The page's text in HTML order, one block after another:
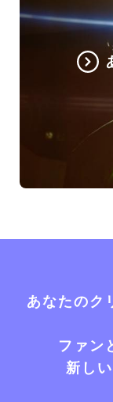
あなたのク
ファン
新し